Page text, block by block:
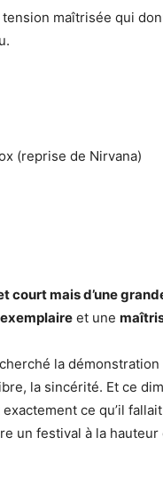
maîtrisée qui
(reprise de Nirvana)
court mais d’une
et une
cherché la
la sincérité. Et ce
exactement ce qu’il
un festival à la hauteur